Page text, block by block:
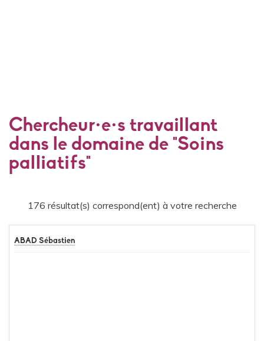
Chercheur·e·s travaillant
dans le domaine de "Soins
palliatifs"
176 résultat(s) correspond(ent) à votre recherche
ABAD Sébastien